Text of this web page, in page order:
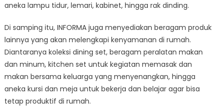
aneka lampu tidur, lemari, kabinet, hingga rak dinding.
Di samping itu, INFORMA juga menyediakan beragam produk
lainnya yang akan melengkapi kenyamanan di rumah.
Diantaranya koleksi dining set, beragam peralatan makan
dan minum, kitchen set untuk kegiatan memasak dan
makan bersama keluarga yang menyenangkan, hingga
aneka kursi dan meja untuk bekerja dan belajar agar bisa
tetap produktif di rumah.